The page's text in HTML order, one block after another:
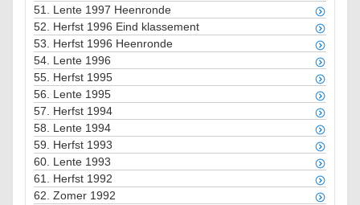
51. Lente 1997 Heenronde
52. Herfst 1996 Eind klassement
53. Herfst 1996 Heenronde
54. Lente 1996
55. Herfst 1995
56. Lente 1995
57. Herfst 1994
58. Lente 1994
59. Herfst 1993
60. Lente 1993
61. Herfst 1992
62. Zomer 1992